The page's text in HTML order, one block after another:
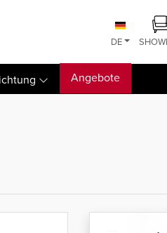
DE
Angebote